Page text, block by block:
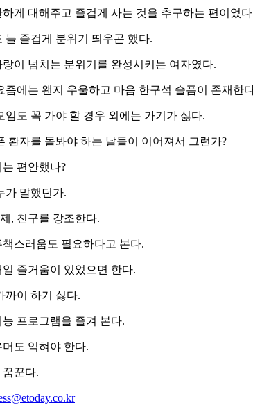
게 대해주고 즐겁게 사는 것을 추구하는 편이었
늘 즐겁게 분위기 띄우곤 했다.
이 넘치는 분위기를 완성시키는 여자였다.
즘에는 왠지 우울하고 마음 한구석 슬픔이 존재한
임도 꼭 가야 할 경우 외에는 가기가 싫다.
환자를 돌봐야 하는 날들이 이어져서 그런가?
편안했나?
가 말했던가.
, 친구를 강조한다.
스러움도 필요하다고 본다.
즐거움이 있었으면 한다.
까이 하기 싫다.
프로그램을 즐겨 본다.
도 익혀야 한다.
꾼다.